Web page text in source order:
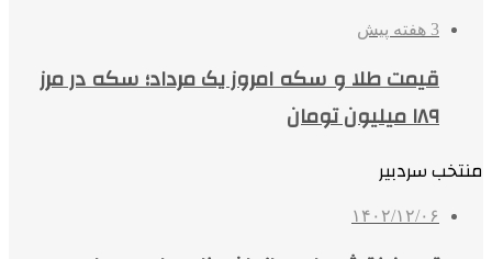
3 هفته پیش
قیمت طلا و سکه امروز یک مرداد؛ سکه در مرز
۱۸۹ میلیون تومان
منتخب سردبیر
۱۴۰۲/۱۲/۰۶